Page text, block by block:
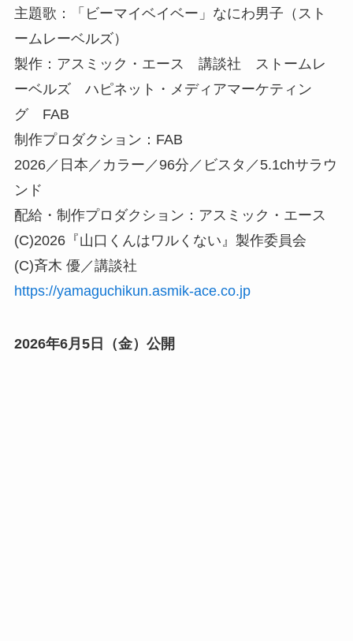
主題歌：「ビーマイベイベー」なにわ男子（スト
ームレーベルズ）
製作：アスミック・エース 講談社 ストームレ
ーベルズ ハピネット・メディアマーケティン
グ FAB
制作プロダクション：FAB
2026／日本／カラー／96分／ビスタ／5.1chサラウ
ンド
配給・制作プロダクション：アスミック・エース
(C)2026『山口くんはワルくない』製作委員会
(C)斉木 優／講談社
https://yamaguchikun.asmik-ace.co.jp
2026年6月5日（金）公開